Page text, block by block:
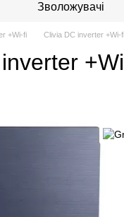
Зволожувачі
+Wi-fi Clivia DC inverter +Wi-